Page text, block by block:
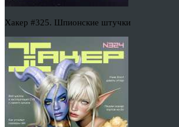
Хакер #325. Шпионские штучки